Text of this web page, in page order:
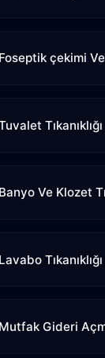
çekimi
Ve Klozet
Gideri